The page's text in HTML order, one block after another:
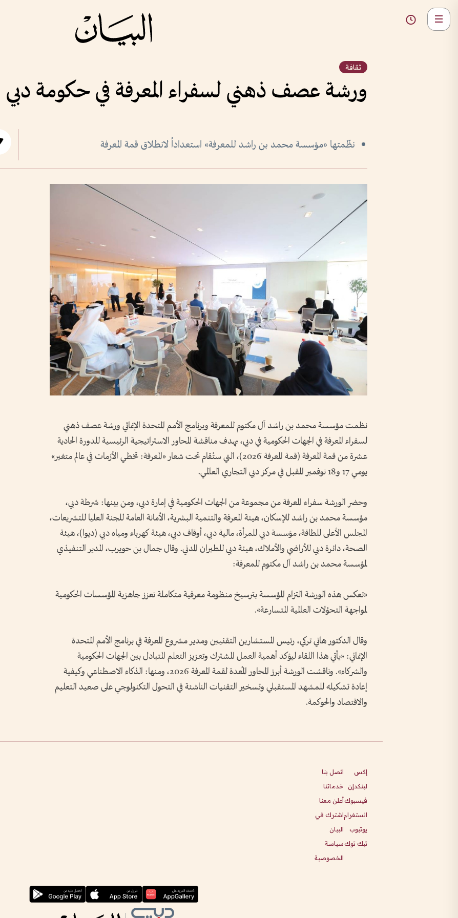
ثقافة
ورشة عصف ذهني لسفراء المعرفة في حكومة دبي
نظّمتها «مؤسسة محمد بن راشد للمعرفة» استعداداً لانطلاق قمة المعرفة
نظمت مؤسسة محمد بن راشد آل مكتوم للمعرفة وبرنامج الأمم المتحدة الإنمائي ورشة عصف ذهني
لسفراء المعرفة في الجهات الحكومية في دبي، بهدف مناقشة المحاور الاستراتيجية الرئيسية للدورة الحادية
عشرة من قمة المعرفة (قمة المعرفة 2026)، التي ستُقام تحت شعار «المعرفة: تخطي الأزمات في عالم متغير»
يومي 17 و18 نوفمبر المقبل في مركز دبي التجاري العالمي.
وحضر الورشة سفراء المعرفة من مجموعة من الجهات الحكومية في إمارة دبي، ومن بينها: شرطة دبي،
مؤسسة محمد بن راشد للإسكان، هيئة المعرفة والتنمية البشرية، الأمانة العامة للجنة العليا للتشريعات،
المجلس الأعلى للطاقة، مؤسسة دبي للمرأة، مالية دبي، أوقاف دبي، هيئة كهرباء ومياه دبي (ديوا)، هيئة
الصحة، دائرة دبي للأراضي والأملاك، هيئة دبي للطيران المدني. وقال جمال بن حويرب، المدير التنفيذي
لمؤسسة محمد بن راشد آل مكتوم للمعرفة:
«تعكس هذه الورشة التزام المؤسسة بترسيخ منظومة معرفية متكاملة تعزز جاهزية المؤسسات الحكومية
لمواجهة التحوُلات العالمية المتسارعة».
وقال الدكتور هاني تركي، رئيس المستشارين التقنيين ومدير مشروع المعرفة في برنامج الأمم المتحدة
الإنمائي: «يأتي هذا اللقاء ليؤكد أهمية العمل المشترك وتعزيز التعلم المتبادل بين الجهات الحكومية
والشركاء». وناقشت الورشة أبرز المحاور المُعدة لقمة المعرفة 2026، ومنها: الذكاء الاصطناعي وكيفية
إعادة تشكيله للمشهد المستقبلي وتسخير التقنيات الناشئة في التحول التكنولوجي على صعيد التعليم
والاقتصاد والحوكمة.
إكس
لينكدإن
فيسبوك
انستغرام
يوتيوب
تيك توك
اتصل بنا
خدماتنا
أعلن معنا
اشترك في
البيان
سياسة
الخصوصية